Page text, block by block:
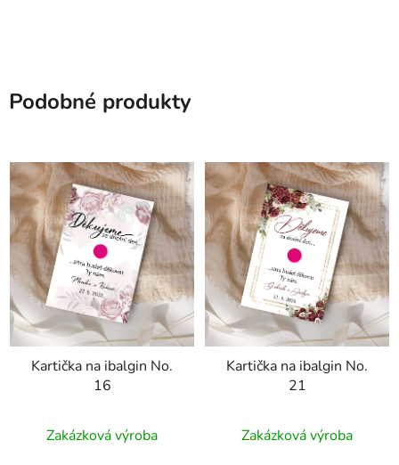
Podobné produkty
Kartička na ibalgin No.
16
Zakázková výroba
Kartička na ibalgin No.
21
Zakázková výroba